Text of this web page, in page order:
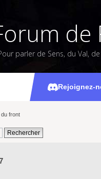
de
parler de Sens, du Val,
Rejoignez-
Podcast
front